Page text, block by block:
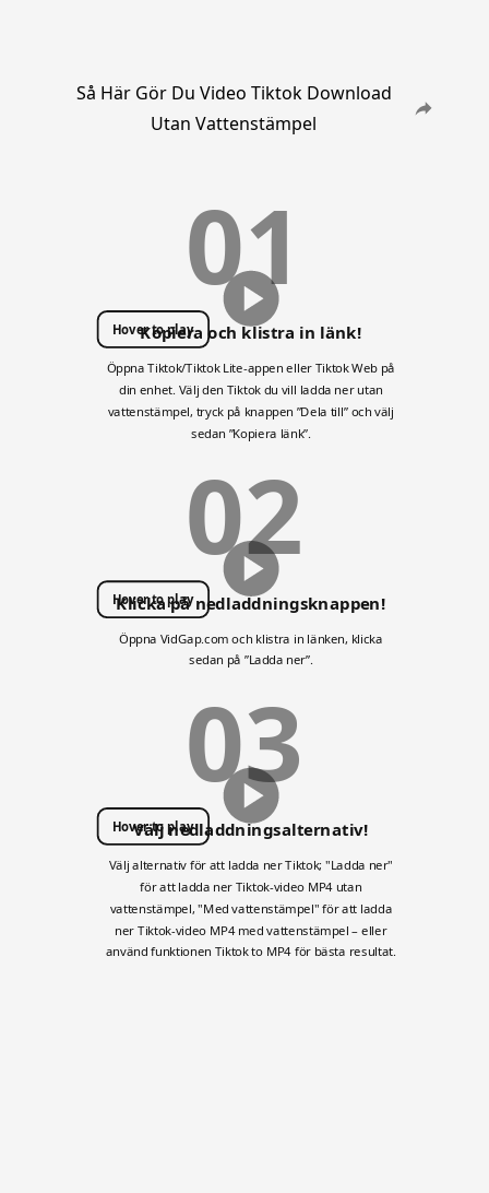
Så Här Gör Du Video Tiktok Download
Utan Vattenstämpel
01
Hover to play
Kopiera och klistra in länk!
Öppna Tiktok/Tiktok Lite-appen eller Tiktok Web på
din enhet. Välj den Tiktok du vill ladda ner utan
vattenstämpel, tryck på knappen ”Dela till” och välj
sedan ”Kopiera länk”.
02
Hover to play
Klicka på nedladdningsknappen!
Öppna VidGap.com och klistra in länken, klicka
sedan på ”Ladda ner”.
03
Hover to play
Välj nedladdningsalternativ!
Välj alternativ för att ladda ner Tiktok; "Ladda ner"
för att ladda ner Tiktok-video MP4 utan
vattenstämpel, "Med vattenstämpel" för att ladda
ner Tiktok-video MP4 med vattenstämpel – eller
använd funktionen Tiktok to MP4 för bästa resultat.